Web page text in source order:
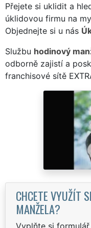
Přejete si uklidit a
úklidovou firmu na
Objednejte si u nás
Službu hodinový
odborně zajistí a
franchisové sítě
CHCETE VYUŽÍT
MANŽELA?
Vyplňte si